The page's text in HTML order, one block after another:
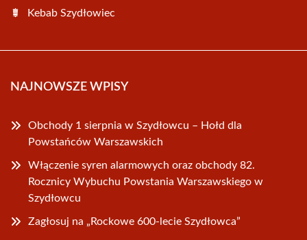
Kebab Szydłowiec
NAJNOWSZE WPISY
Obchody 1 sierpnia w Szydłowcu – Hołd dla
Powstańców Warszawskich
Włączenie syren alarmowych oraz obchody 82.
Rocznicy Wybuchu Powstania Warszawskiego w
Szydłowcu
Zagłosuj na „Rockowe 600-lecie Szydłowca”